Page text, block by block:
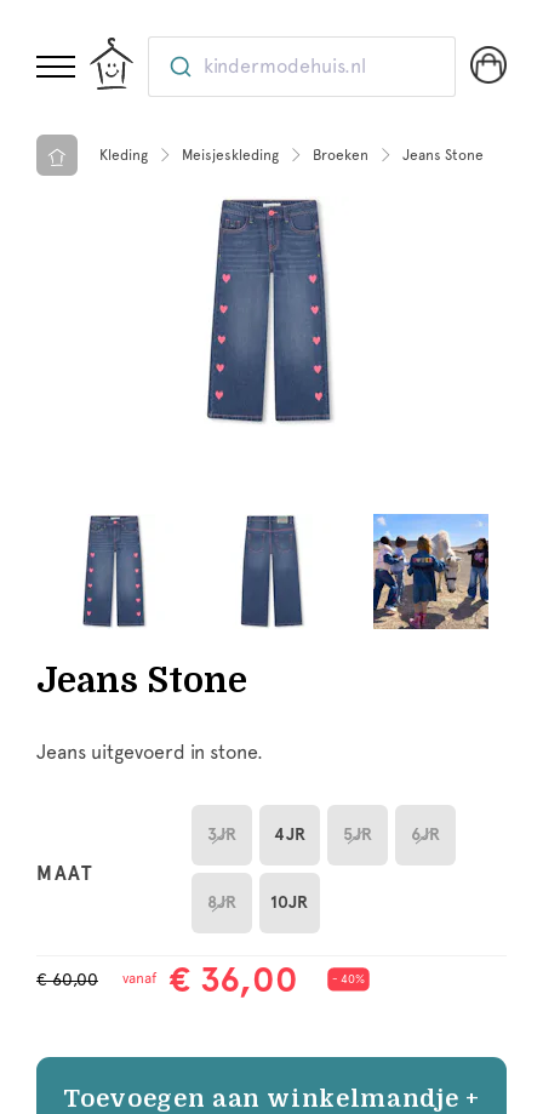
kindermodehuis.nl
Kleding Meisjeskleding Broeken Jeans Stone
Jeans Stone
Jeans uitgevoerd in stone.
MAAT
3JR 4JR 5JR 6JR
8JR 10JR
€ 60,00 vanaf € 36,00 - 40%
Toevoegen aan winkelmandje +